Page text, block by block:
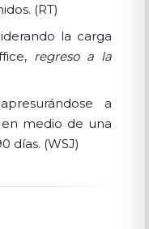
(RT)
la carga
regreso a la
a
medio de una
días. (WSJ)